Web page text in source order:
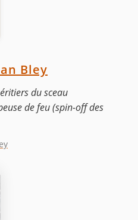
Bley
du sceau
de feu (spin-off des